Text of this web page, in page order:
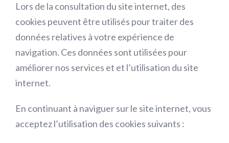
Lors de la consultation du site internet, des
cookies peuvent être utilisés pour traiter des
données relatives à votre expérience de
navigation. Ces données sont utilisées pour
améliorer nos services et et l’utilisation du site
internet.
En continuant à naviguer sur le site internet, vous
acceptez l’utilisation des cookies suivants :